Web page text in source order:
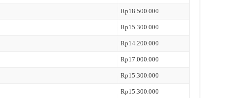
Rp18.500.000
Rp15.300.000
Rp14.200.000
Rp17.000.000
Rp15.300.000
Rp15.300.000